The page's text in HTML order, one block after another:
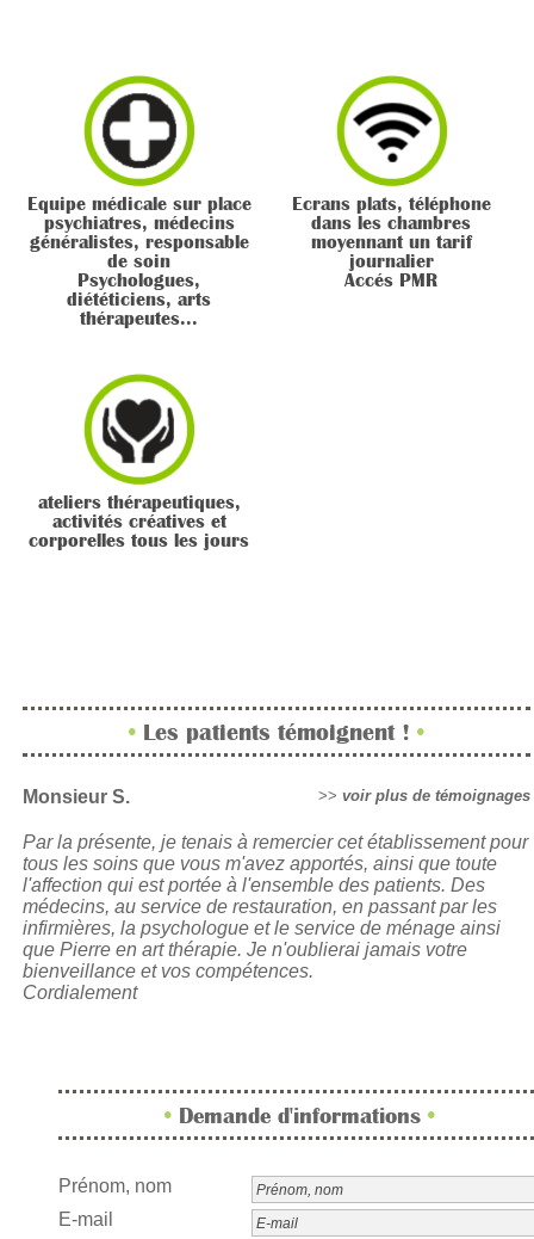
Equipe médicale sur place
psychiatres, médecins
généralistes, responsable
de soin
Psychologues,
diététiciens, arts
thérapeutes...
Ecrans plats, téléphone
dans les chambres
moyennant un tarif
journalier
Accés PMR
ateliers thérapeutiques,
activités créatives et
corporelles tous les jours
• Les patients témoignent ! •
Monsieur S. >> voir plus de témoignages
Par la présente, je tenais à remercier cet établissement pour
tous les soins que vous m'avez apportés, ainsi que toute
l'affection qui est portée à l'ensemble des patients. Des
médecins, au service de restauration, en passant par les
infirmières, la psychologue et le service de ménage ainsi
que Pierre en art thérapie. Je n'oublierai jamais votre
bienveillance et vos compétences.
Cordialement
•Demande d'informations •
Prénom, nom
E-mail